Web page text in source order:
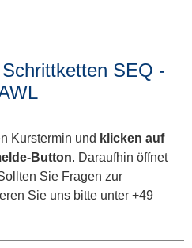
SEQ -
Kurstermin und klicken auf
Button. Daraufhin öffnet
Sie Fragen zur
Sie uns bitte unter +49